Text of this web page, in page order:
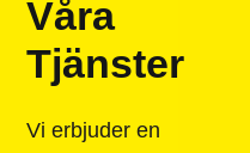
Våra
Tjänster
Vi erbjuder en